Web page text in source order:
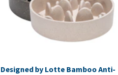
Designed by Lotte Bamboo Anti-